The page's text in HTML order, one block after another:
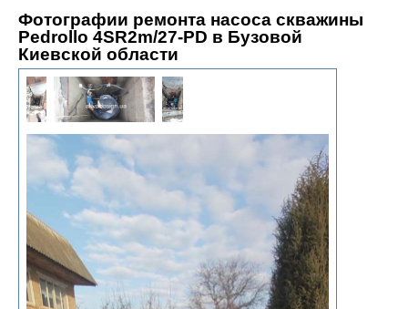
Фотографии ремонта насоса скважины
Pedrollo 4SR2m/27-PD в Бузовой
Киевской области